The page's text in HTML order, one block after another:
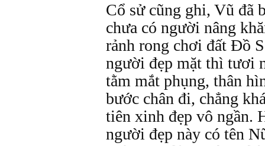
Cổ sử cũng ghi, Vũ đã
chưa có người nâng
rảnh rong chơi đất Đồ
người đẹp mặt thì tươi
tằm mắt phụng, thân
bước chân đi, chẳng
tiên xinh đẹp vô ngần.
người đẹp này có tên